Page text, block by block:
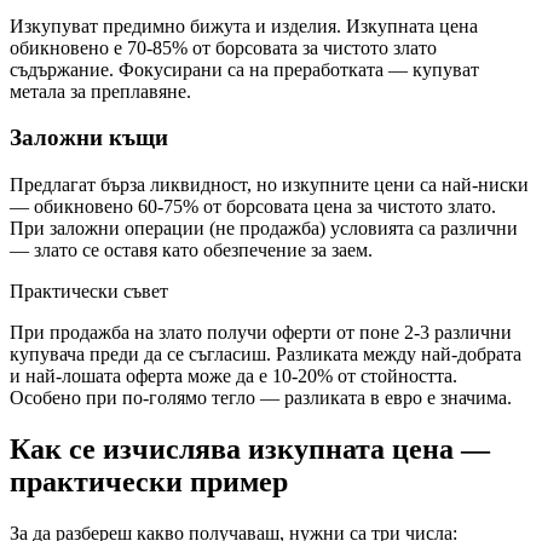
Изкупуват предимно бижута и изделия. Изкупната цена
обикновено е 70-85% от борсовата за чистото злато
съдържание. Фокусирани са на преработката — купуват
метала за преплавяне.
Заложни къщи
Предлагат бърза ликвидност, но изкупните цени са най-ниски
— обикновено 60-75% от борсовата цена за чистото злато.
При заложни операции (не продажба) условията са различни
— злато се оставя като обезпечение за заем.
Практически съвет
При продажба на злато получи оферти от поне 2-3 различни
купувача преди да се съгласиш. Разликата между най-добрата
и най-лошата оферта може да е 10-20% от стойността.
Особено при по-голямо тегло — разликата в евро е значима.
Как се изчислява изкупната цена —
практически пример
За да разбереш какво получаваш, нужни са три числа: